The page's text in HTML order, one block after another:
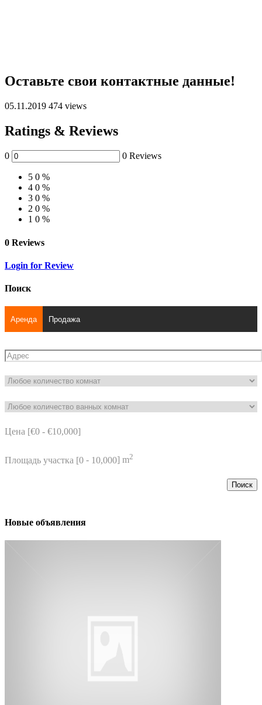
Оставьте свои контактные данные!
05.11.2019 474 views
Ratings & Reviews
0 0 Reviews
5 0 %
4 0 %
3 0 %
2 0 %
1 0 %
0 Reviews
Login for Review
Поиск
Аренда Продажа
Цена [€0 - €10,000]
Площадь участка [0 - 10,000] m2
Поиск
Новые объявления